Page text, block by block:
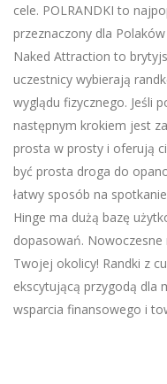
cele. POLRANDKI to
przeznaczony dla Polaków
Naked Attraction to
uczestnicy wybierają
wyglądu fizycznego. Jeśli
następnym krokiem jest
prosta w prosty i oferują
być prosta droga do
łatwy sposób na
Hinge ma dużą bazę
dopasowań. Nowoczesne
Twojej okolicy! Randki z
ekscytującą przygodą dla
wsparcia finansowego i